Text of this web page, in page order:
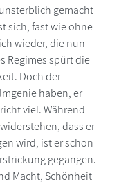
gemacht
sich, fast wie ohne
wieder, die nun
Regimes spürt die
Doch der
haben, er
viel. Während
dass er
wird, ist er schon
gegangen.
Macht, Schönheit